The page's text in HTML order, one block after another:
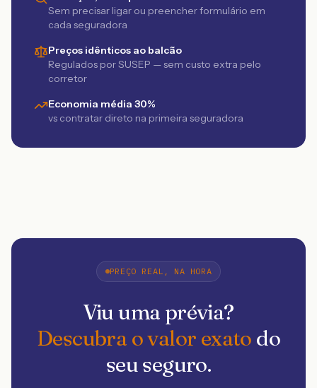
Sem precisar ligar ou preencher formulário em
cada seguradora
Preços idênticos ao balcão
Regulados por SUSEP — sem custo extra pelo
corretor
Economia média 30%
vs contratar direto na primeira seguradora
PREÇO REAL, NA HORA
Viu uma prévia?
Descubra o valor exato do
seu seguro.